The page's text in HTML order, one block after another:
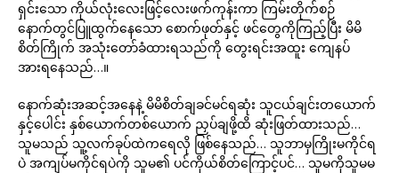
ရှင်းသော ကိုယ်လုံးလေးဖြင့်လေးဖက်ကုန်းကာ ကြမ်းတိုက်စဉ်
နောက်တွင်ပြူထွက်နေသော စောက်ဖုတ်နှင့် ဖင်တွေကိုကြည့်ပြီး မိမိ
စိတ်ကြိုက် အသုံးတော်ခံထားရသည်ကို တွေးရင်းအထူး ကျေနပ်
အားရနေသည်…။
နောက်ဆုံးအဆင့်အနေနဲ့ မိမိစိတ်ချခင်မင်ရဆုံး သူငယ်ချင်းတယောက်
နှင့်ပေါင်း နှစ်ယောက်တစ်ယောက် ညှပ်ချဖို့ထိ ဆုံးဖြတ်ထားသည်…
သူမသည် သူ့လက်ခုပ်ထဲကရေလို ဖြစ်နေသည်… သူဘာမှကြိုးမကိုင်ရ
ပဲ အကျပ်မကိုင်ရပဲကို သူမ၏ ပင်ကိုယ်စိတ်ကြောင့်ပင်… သူမကိုသူမမ